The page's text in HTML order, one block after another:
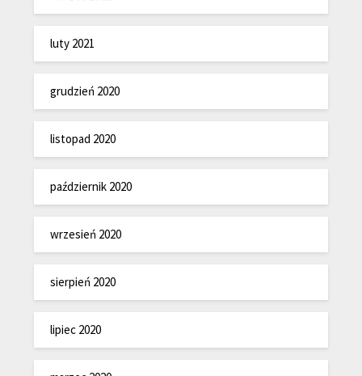
luty 2021
grudzień 2020
listopad 2020
październik 2020
wrzesień 2020
sierpień 2020
lipiec 2020